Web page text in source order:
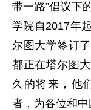
带一路”倡议下
学院自2017年
尔图大学签订
都正在塔尔图
久的将来，他
者，为各位和中